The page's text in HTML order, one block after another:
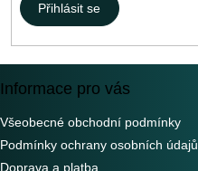
Přihlásit se
Informace pro vás
Všeobecné obchodní podmínky
Podmínky ochrany osobních údajů
Doprava a platba